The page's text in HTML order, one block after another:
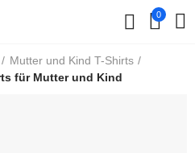
0
Mutter und Kind T-Shirts
für Mutter und Kind